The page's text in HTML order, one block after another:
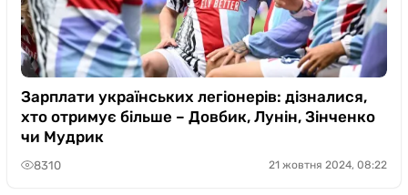
Зарплати українських легіонерів: дізналися,
хто отримує більше – Довбик, Лунін, Зінченко
чи Мудрик
8310 21 жовтня 2024, 08:22